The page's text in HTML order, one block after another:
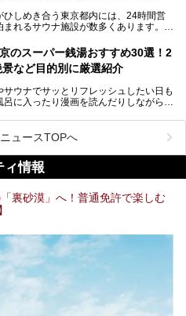
ひしめき合う東京都内には、24時間営
れるサウナ施設が数多くあります。
サ旅」や自分へのご褒美のための宿泊な
イミングで好きなだけサ活ができるのが
設だけでなく、カップルや女性に嬉し
てきました。
たい施設14選をご紹介します。
のスーパー銭湯おすすめ30選！2
など目的別に厳選紹介
ウナでサッとリフレッシュしたい日も
に入ったり漫画を読んだりしながら一
しまい、「このまま朝までゆっくりでき
探した経験がある人も多いのではないで
東京でおすすめのスーパー銭湯を、目的
きる施設や、1,000円以下で楽しめる安
レジャーにもぴったりなエンタメ要素
利用のシーンに合わせて参考にしてく
ュースTOPへ
ィ情報
裏砂漠」へ！普通免許で楽しむ